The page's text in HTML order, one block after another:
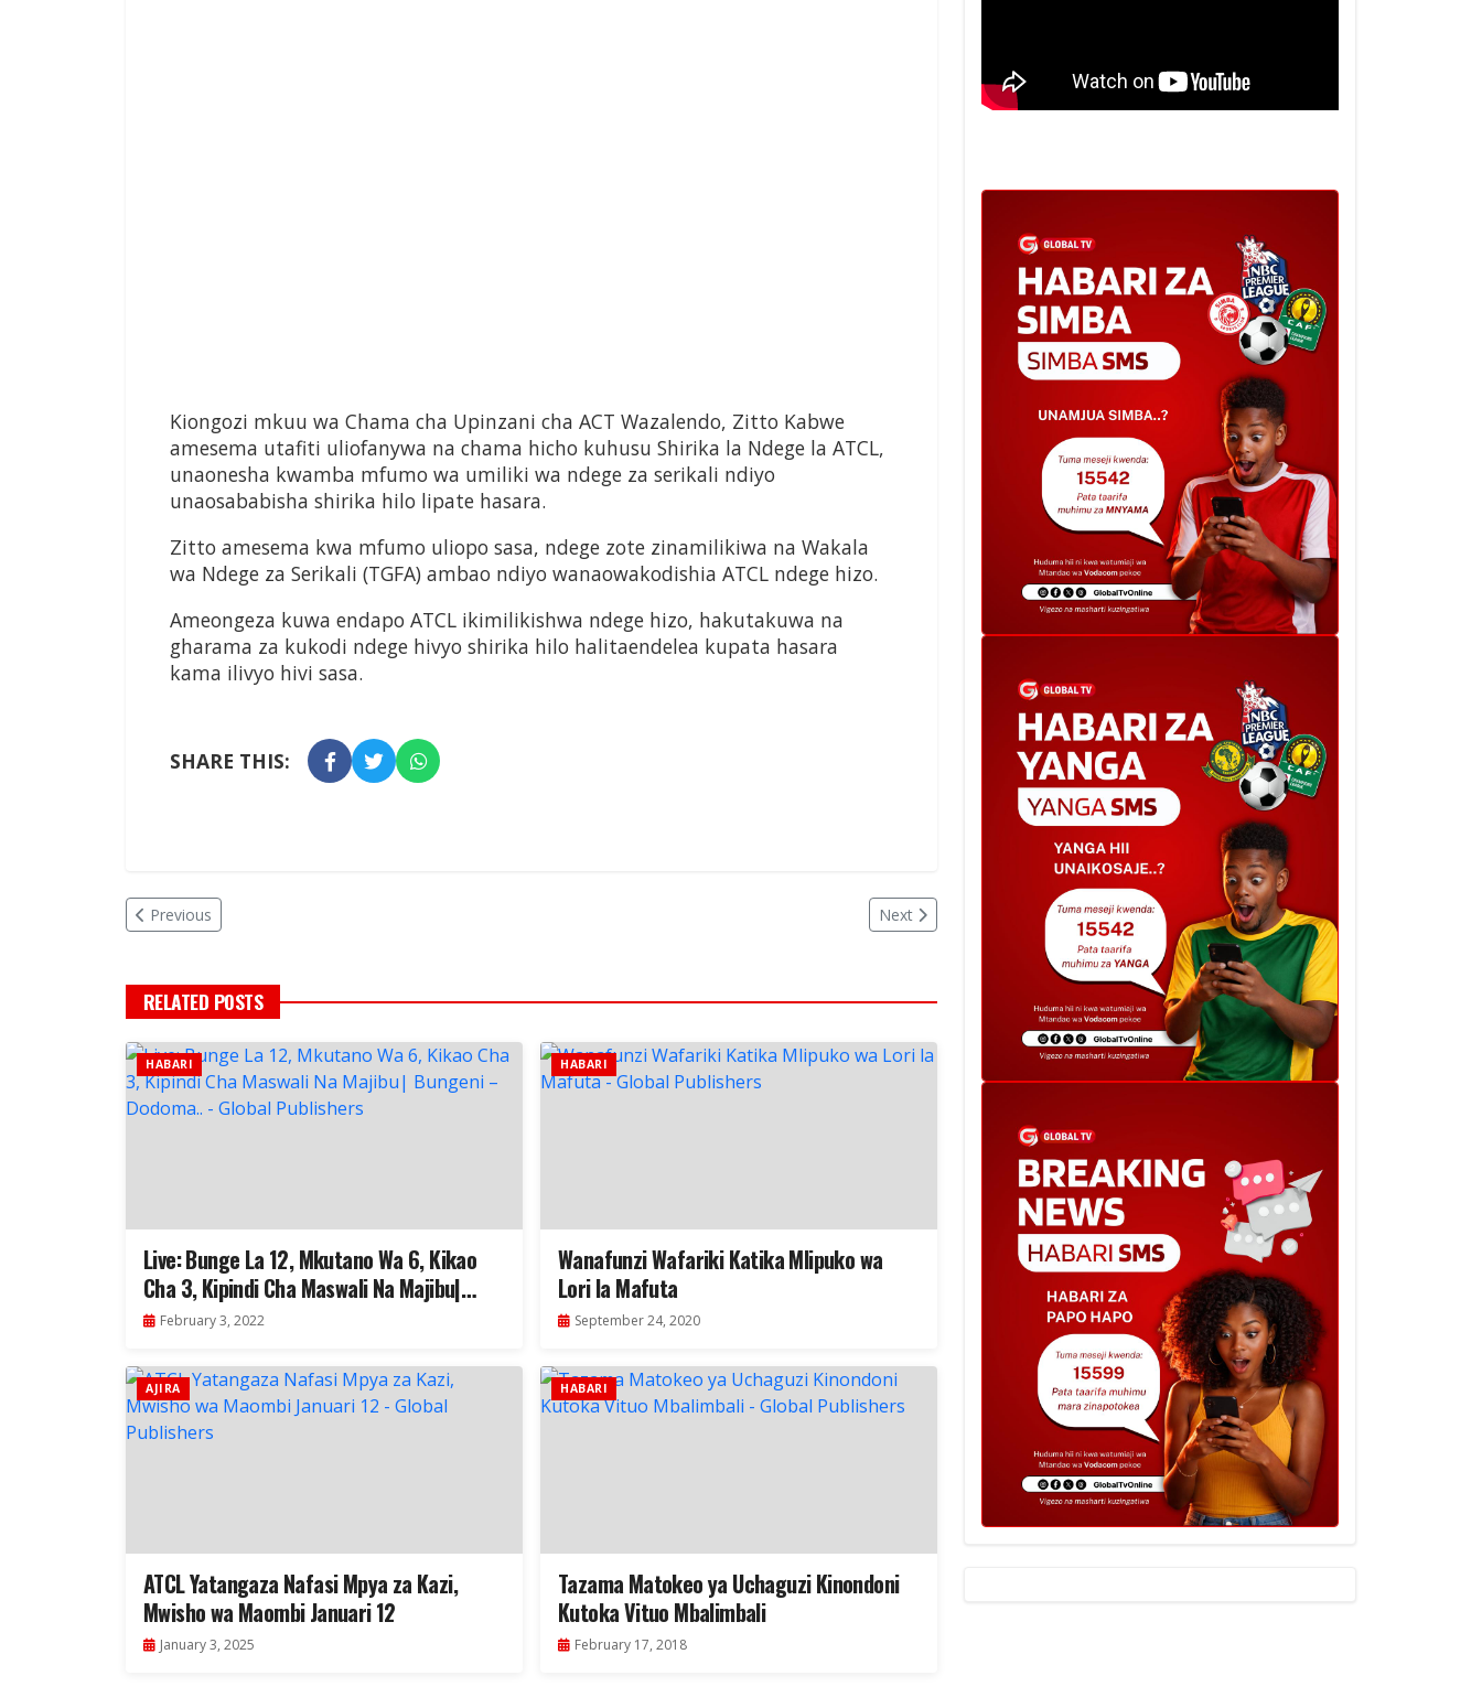
Kiongozi mkuu wa Chama cha Upinzani cha ACT Wazalendo, Zitto Kabwe
amesema utafiti uliofanywa na chama hicho kuhusu Shirika la Ndege la ATCL,
unaonesha kwamba mfumo wa umiliki wa ndege za serikali ndiyo
unaosababisha shirika hilo lipate hasara.
Zitto amesema kwa mfumo uliopo sasa, ndege zote zinamilikiwa na Wakala
wa Ndege za Serikali (TGFA) ambao ndiyo wanaowakodishia ATCL ndege hizo.
Ameongeza kuwa endapo ATCL ikimilikishwa ndege hizo, hakutakuwa na
gharama za kukodi ndege hivyo shirika hilo halitaendelea kupata hasara
kama ilivyo hivi sasa.
SHARE THIS:
Previous Next
RELATED POSTS
HABARI
Live: Bunge La 12, Mkutano Wa 6, Kikao
Cha 3, Kipindi Cha Maswali Na Majibu|
Bungeni – Dodoma..
February 3, 2022
HABARI
Wanafunzi Wafariki Katika Mlipuko wa
Lori la Mafuta
September 24, 2020
AJIRA
ATCL Yatangaza Nafasi Mpya za Kazi,
Mwisho wa Maombi Januari 12
January 3, 2025
HABARI
Tazama Matokeo ya Uchaguzi Kinondoni
Kutoka Vituo Mbalimbali
February 17, 2018